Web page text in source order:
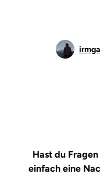
Hast du
einfach eine